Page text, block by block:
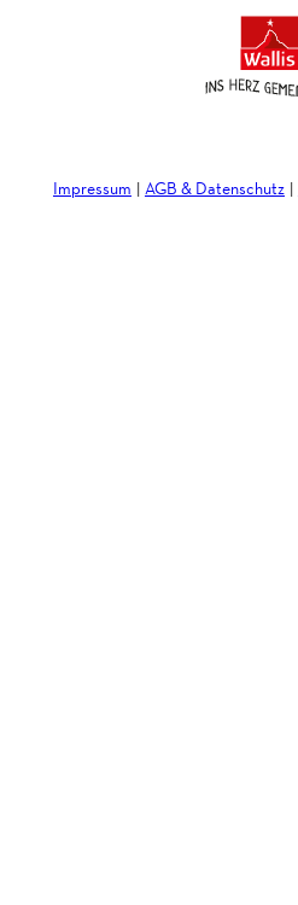
Impressum AGB & Datenschutz